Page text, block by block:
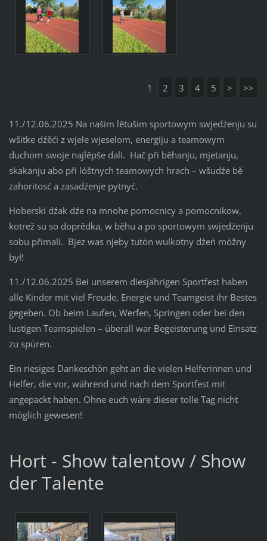
1 2 3 4 5 > >>
11./12.06.2025 Na našim lětušim sportowym swjedźenju su
wšitke dźěći z wjele wjeselom, energiju a teamowym
duchom swoje najlěpše dali. Hač při běhanju, mjetanju,
skakanju abo při lóštnych teamowych hrach – wšudźe bě
zahoritosć a zasadźenje pytnyć.
Hoberski dźak dźe na mnohe pomocnicy a pomocnikow,
kotrež su so doprědka, w běhu a po sportowym swjedźenju
sobu přimali. Bjez was njeby tutón wulkotny dźeń móžny
był!
11./12.06.2025 Bei unserem diesjährigen Sportfest haben
alle Kinder mit viel Freude, Energie und Teamgeist ihr Bestes
gegeben. Ob beim Laufen, Werfen, Springen oder bei den
lustigen Teamspielen – überall war Begeisterung und Einsatz
zu spüren.
Ein riesiges Dankeschön geht an die vielen Helferinnen und
Helfer, die vor, während und nach dem Sportfest mit
angepackt haben. Ohne euch wäre dieser tolle Tag nicht
möglich gewesen!
Hort - Show talentow / Show
der Talente